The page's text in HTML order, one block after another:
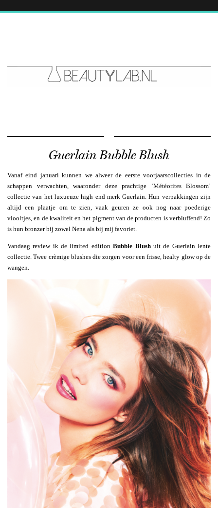
Guerlain Bubble Blush
Vanaf eind januari kunnen we alweer de eerste voorjaarscollecties in de
schappen verwachten, waaronder deze prachtige ‘Météorites Blossom’
collectie van het luxueuze high end merk Guerlain. Hun verpakkingen zijn
altijd een plaatje om te zien, vaak geuren ze ook nog naar poederige
viooltjes, en de kwaliteit en het pigment van de producten is verbluffend! Zo
is hun bronzer bij zowel Nena als bij mij favoriet.
Vandaag review ik de limited editionBubble Blushuit de Guerlain lente
collectie. Twee crèmige blushes die zorgen voor een frisse, healty glow op de
wangen.